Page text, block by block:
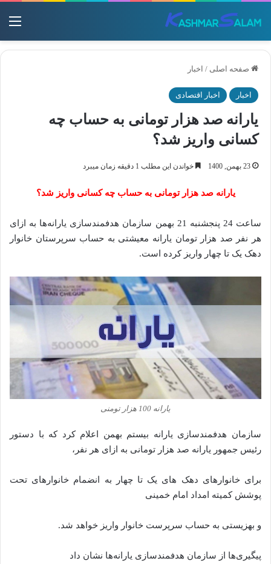
صفحه اصلی / اخبار
اخبار اخبار اقتصادی
یارانه صد هزار تومانی به حساب چه
کسانی واریز شد؟
23 بهمن, 1400 خواندن این مطلب 1 دقیقه زمان میبرد
یارانه صد هزار تومانی به حساب چه کسانی واریز شد؟
ساعت 24 پنجشنبه 21 بهمن سازمان هدفمندسازی یارانه‌ها به ازای
هر نفر صد هزار تومان یارانه معیشتی به حساب سرپرستان خانوار
دهک یک تا چهار واریز کرده است.
یارانه 100 هزار تومنی
سازمان هدفمندسازی یارانه بیستم بهمن اعلام کرد که با دستور
رئیس جمهور یارانه صد هزار تومانی به ازای هر نفر،
برای خانوارهای دهک های یک تا چهار به انضمام خانوارهای تحت
پوشش کمیته امداد امام خمینی
و بهزیستی به حساب سرپرست خانوار واریز خواهد شد.
پیگیری‌ها از سازمان هدفمندسازی یارانه‌ها نشان داد